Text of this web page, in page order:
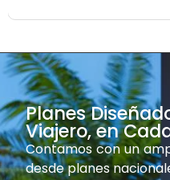
Planes
Viajero, en
Contamos con un
desde planes